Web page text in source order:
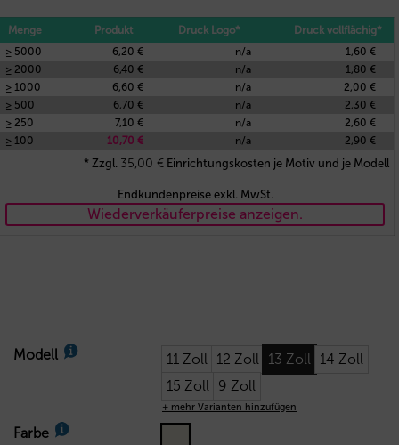
Menge Produkt Druck Logo*
Druck vollflächig*
≥ 5000
6,20 € n/a
1,60 €
≥ 2000
6,40 € n/a
1,80 €
≥ 1000
6,60 € n/a
2,00 €
≥ 500
6,70 € n/a
2,30 €
≥ 250
7,10 € n/a
2,60 €
≥ 100
10,70 € n/a 2,90 €
* Zzgl. 35,00 € Einrichtungskosten je Motiv und je Modell
Endkundenpreise exkl. MwSt.
Wiederverkäuferpreise anzeigen.
Modell 11 Zoll 12 Zoll 13 Zoll 14 Zoll
15 Zoll 9 Zoll
+ mehr Varianten hinzufügen
Farbe